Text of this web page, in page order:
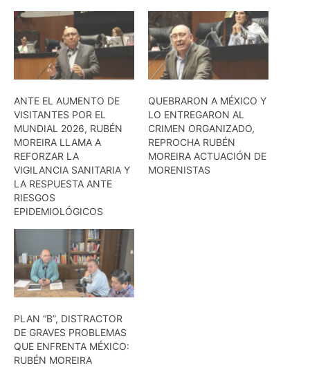
ANTE EL AUMENTO DE
VISITANTES POR EL
MUNDIAL 2026, RUBÉN
MOREIRA LLAMA A
REFORZAR LA
VIGILANCIA SANITARIA Y
LA RESPUESTA ANTE
RIESGOS
EPIDEMIOLÓGICOS
QUEBRARON A MÉXICO Y
LO ENTREGARON AL
CRIMEN ORGANIZADO,
REPROCHA RUBÉN
MOREIRA ACTUACIÓN DE
MORENISTAS
PLAN “B”, DISTRACTOR
DE GRAVES PROBLEMAS
QUE ENFRENTA MÉXICO:
RUBÉN MOREIRA